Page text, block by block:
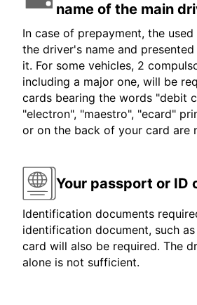
name of the main
In case of prepayment, the
the driver's name and
it. For some vehicles, 2
including a major one, will be
cards bearing the words "debit
"electron", "maestro", "ecard"
or on the back of your card are
Your passport or ID
Identification documents
identification document, such
card will also be required. The
alone is not sufficient.